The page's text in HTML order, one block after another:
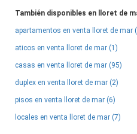
También disponibles en lloret de
apartamentos en venta lloret de mar
aticos en venta lloret de mar (1)
casas en venta lloret de mar (95)
duplex en venta lloret de mar (2)
pisos en venta lloret de mar (6)
locales en venta lloret de mar (7)